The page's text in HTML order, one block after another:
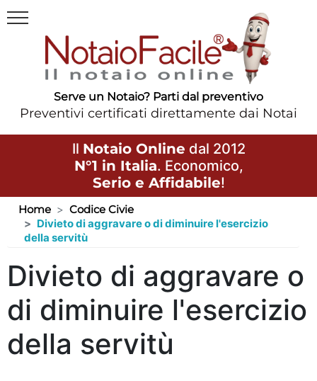
Serve un Notaio? Parti dal preventivo
Preventivi certificati direttamente dai Notai
Il Notaio Online dal 2012
N°1 in Italia. Economico,
Serio e Affidabile!
Home
Codice Civie
Divieto di aggravare o di diminuire l'esercizio
della servitù
Divieto di aggravare o
di diminuire l'esercizio
della servitù